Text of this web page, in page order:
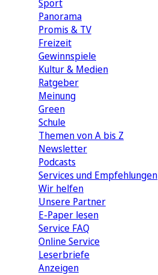
Sport
Panorama
Promis & TV
Freizeit
Gewinnspiele
Kultur & Medien
Ratgeber
Meinung
Green
Schule
Themen von A bis Z
Newsletter
Podcasts
Services und Empfehlungen
Wir helfen
Unsere Partner
E-Paper lesen
Service FAQ
Online Service
Leserbriefe
Anzeigen